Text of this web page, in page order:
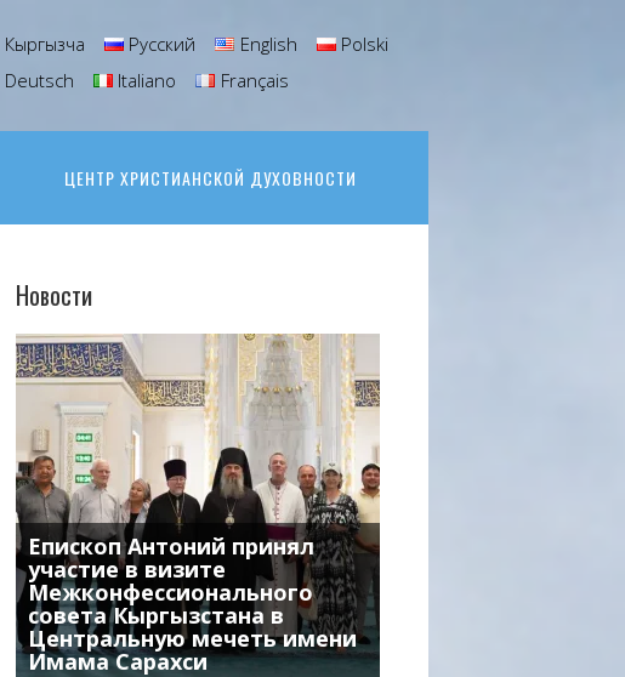
Кыргызча Русский English
Polski
Deutsch
Italiano Français
ЦЕНТР ХРИСТИАНСКОЙ ДУХОВНОСТИ
Новости
Епископ Антоний принял
участие в визите
Межконфессионального
совета Кыргызстана в
Центральную мечеть имени
Имама Сарахси